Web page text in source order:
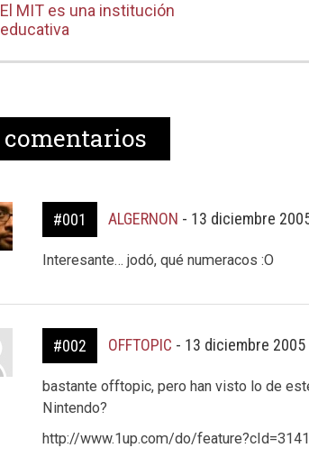
El MIT es una institución
educativa
comentarios
#001 ALGERNON - 13 diciembre
Interesante… jodó, qué numeracos :O
#002 OFFTOPIC - 13 diciembre 2005
bastante offtopic, pero han visto lo de
Nintendo?
http://www.1up.com/do/